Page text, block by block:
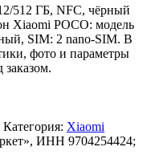
512 ГБ, NFC, чёрный
Xiaomi POCO: модель
SIM: 2 nano-SIM. В
фото и параметры
Категория: Xiaomi
ИНН 9704254424;